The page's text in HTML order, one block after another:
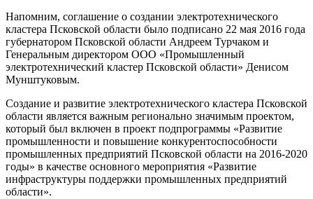
Напомним, соглашение о создании электротехнического
кластера Псковской области было подписано 22 мая 2016 года
губернатором Псковской области Андреем Турчаком и
Генеральным директором ООО «Промышленный
электротехнический кластер Псковской области» Денисом
Мунштуковым.
Создание и развитие электротехнического кластера Псковской
области является важным регионально значимым проектом,
который был включен в проект подпрограммы «Развитие
промышленности и повышение конкурентоспособности
промышленных предприятий Псковской области на 2016-2020
годы» в качестве основного мероприятия «Развитие
инфраструктуры поддержки промышленных предприятий
области».